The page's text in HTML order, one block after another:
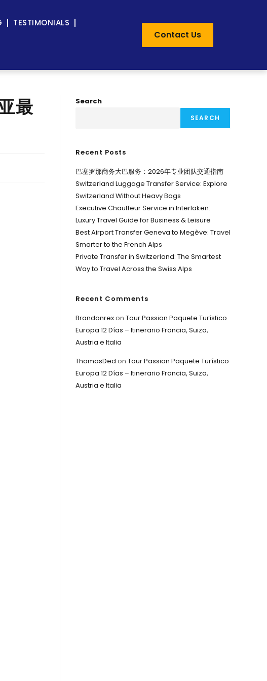
TESTIMONIALS
Contact Us
最
Search
SEARCH
Recent Posts
巴塞罗那商务大巴服务：2026年专业团队交通指南
Switzerland Luggage Transfer Service: Explore
Switzerland Without Heavy Bags
Executive Chauffeur Service in Interlaken:
Luxury Travel Guide for Business & Leisure
Best Airport Transfer Geneva to Megève: Travel
Smarter to the French Alps
Private Transfer in Switzerland: The Smartest
Way to Travel Across the Swiss Alps
Recent Comments
Brandonrexon Tour Passion Paquete Turístico
Europa 12 Días – Itinerario Francia, Suiza,
Austria e Italia
ThomasDed on Tour Passion Paquete Turístico
Europa 12 Días – Itinerario Francia, Suiza,
Austria e Italia